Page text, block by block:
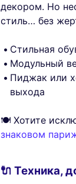
декором. Но
стиль… без
Стильная
Модульный
Пиджак или
выхода
🍽️ Хотите
знаковом
🔌 Техника,